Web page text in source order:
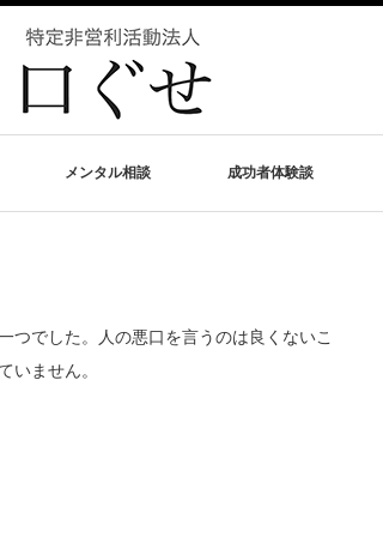
メンタル相談 成功者体験談
つでした。人の悪口を言うのは良くないこ
いません。